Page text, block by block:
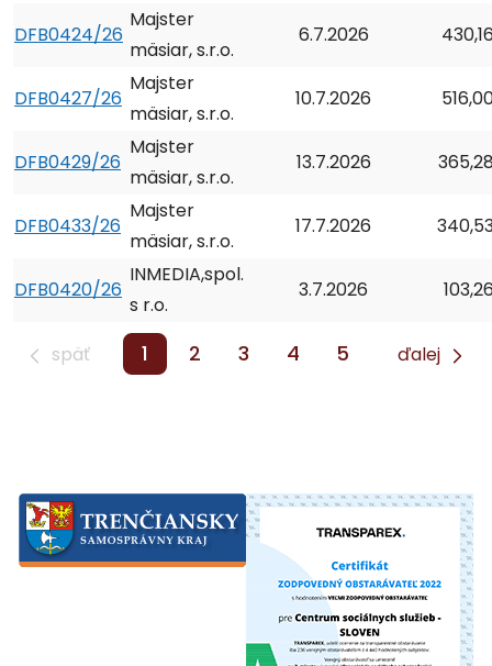
DFB0424/26
Majster
mäsiar, s.r.o.
6.7.2026
DFB0427/26
Majster
mäsiar, s.r.o.
10.7.2026
DFB0429/26
Majster
mäsiar, s.r.o.
13.7.2026
DFB0433/26
Majster
mäsiar, s.r.o.
17.7.2026
DFB0420/26
INMEDIA,spol.
s r.o.
3.7.2026
späť 1 2 3 4 5 ďalej